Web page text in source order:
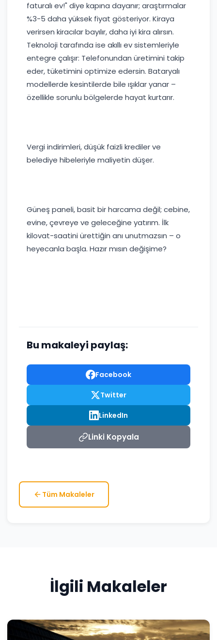
faturalı ev!" diye kapına dayanır; araştırmalar
%3-5 daha yüksek fiyat gösteriyor. Kiraya
verirsen kiracılar bayılır, daha iyi kira alırsın.
Teknoloji tarafında ise akıllı ev sistemleriyle
entegre çalışır: Telefonundan üretimini takip
eder, tüketimini optimize edersin. Bataryalı
modellerde kesintilerde bile ışıklar yanar –
özellikle sorunlu bölgelerde hayat kurtarır.
Vergi indirimleri, düşük faizli krediler ve
belediye hibeleriyle maliyetin düşer.
Güneş paneli, basit bir harcama değil; cebine,
evine, çevreye ve geleceğine yatırım. İlk
kilovat-saatini ürettiğin anı unutmazsın – o
heyecanla başla. Hazır mısın değişime?
Bu makaleyi paylaş:
Facebook
Twitter
LinkedIn
Linki Kopyala
Tüm Makaleler
İlgili Makaleler